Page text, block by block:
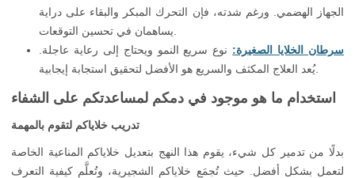
الجهاز الهضمي. ورغم شدته، فإن التحرك المبكر والبقاء على دراية
سرطان الخلايا الصغيرة: نوع سريع النمو ويحتاج إلى رعاية عاجلة.
يُعد العلاج المكثف والسريع هو الأفضل لتحقيق استجابة إيجابية.
استخدام ما هو موجود في دمكم لمساعدتكم على الشفاء
تدريب خلاياكم لتقوم بالمهمة
بدلًا من تدمير كل شيء، يقوم هذا النهج بتعديل خلاياكم المناعية الخاصة
لتعمل بشكل أفضل. حيث تُجمَع خلاياكم الشجيرية، وتُعلَّم كيفية التعرف